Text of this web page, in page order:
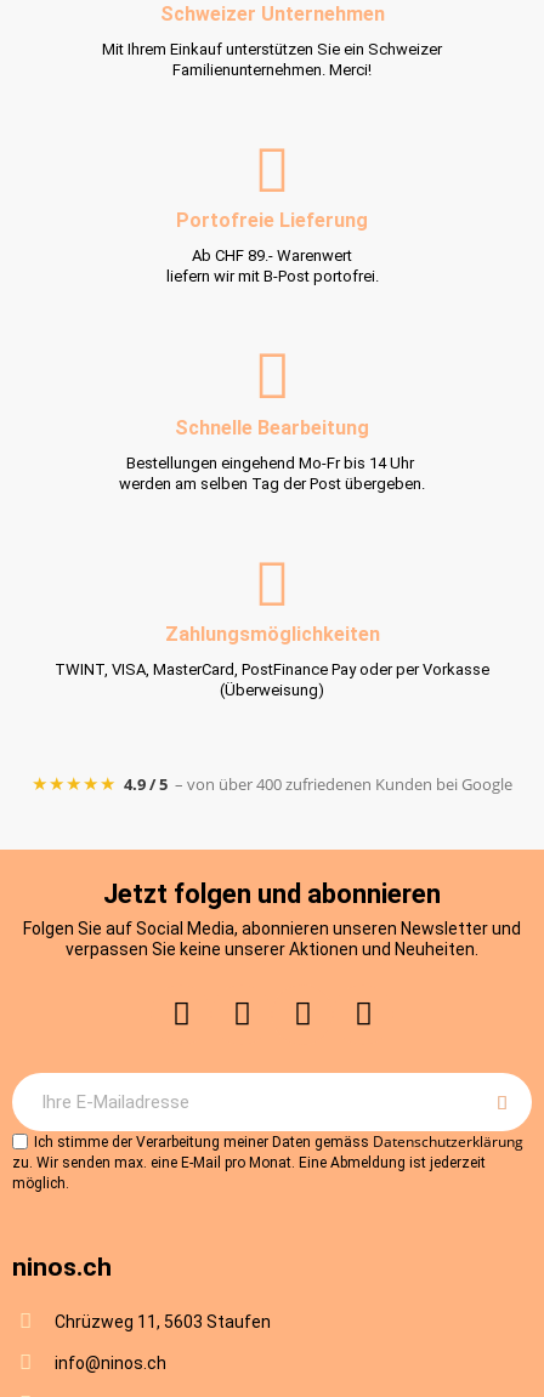
Schweizer Unternehmen
Mit Ihrem Einkauf unterstützen Sie ein Schweizer
Familienunternehmen. Merci!
Portofreie Lieferung
Ab CHF 89.- Warenwert
liefern wir mit B-Post portofrei.
Schnelle Bearbeitung
Bestellungen eingehend Mo-Fr bis 14 Uhr
werden am selben Tag der Post übergeben.
Zahlungsmöglichkeiten
TWINT, VISA, MasterCard, PostFinance Pay oder per Vorkasse
(Überweisung)
★★★★★ 4.9 / 5 – von über 400 zufriedenen Kunden bei Google
Jetzt folgen und abonnieren
Folgen Sie auf Social Media, abonnieren unseren Newsletter und
verpassen Sie keine unserer Aktionen und Neuheiten.
Ich stimme der Verarbeitung meiner Daten gemäss Datenschutzerklärung
zu. Wir senden max. eine E-Mail pro Monat. Eine Abmeldung ist jederzeit
möglich.
ninos.ch
Chrüzweg 11, 5603 Staufen
info@ninos.ch